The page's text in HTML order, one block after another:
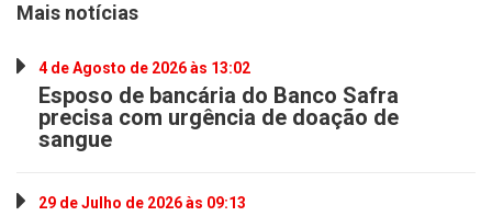
Mais notícias
4 de Agosto de 2026 às 13:02
Esposo de bancária do Banco Safra
precisa com urgência de doação de
sangue
29 de Julho de 2026 às 09:13